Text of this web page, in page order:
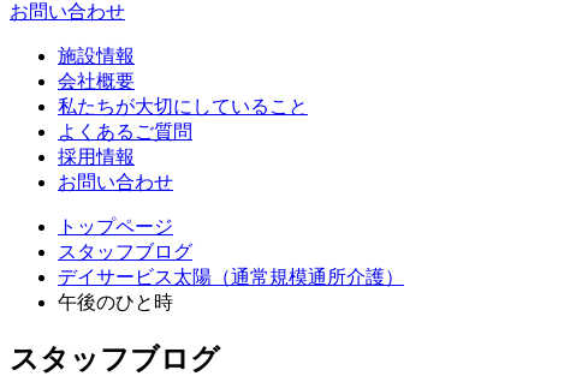
お問い合わせ
施設情報
会社概要
私たちが大切にしていること
よくあるご質問
採用情報
お問い合わせ
トップページ
スタッフブログ
デイサービス太陽（通常規模通所介護）
午後のひと時
スタッフブログ